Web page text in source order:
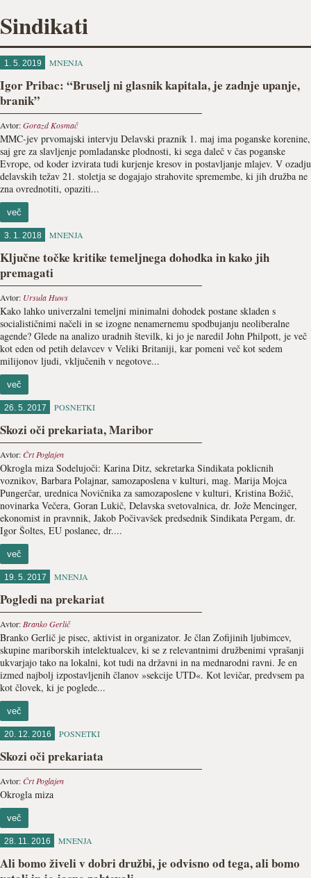
Sindikati
1. 5. 2019 MNENJA
Igor Pribac: “Bruselj ni glasnik kapitala, je zadnje upanje,
branik”
Avtor:Gorazd Kosmač
MMC-jev prvomajski intervju Delavski praznik 1. maj ima poganske korenine,
saj gre za slavljenje pomladanske plodnosti, ki sega daleč v čas poganske
Evrope, od koder izvirata tudi kurjenje kresov in postavljanje mlajev. V ozadju
delavskih težav 21. stoletja se dogajajo strahovite spremembe, ki jih družba ne
zna ovrednotiti, opaziti...
več
3. 1. 2018 MNENJA
Ključne točke kritike temeljnega dohodka in kako jih
premagati
Avtor: Ursula Huws
Kako lahko univerzalni temeljni minimalni dohodek postane skladen s
socialističnimi načeli in se izogne nenamernemu spodbujanju neoliberalne
agende? Glede na analizo uradnih številk, ki jo je naredil John Philpott, je več
kot eden od petih delavcev v Veliki Britaniji, kar pomeni več kot sedem
milijonov ljudi, vključenih v negotove...
več
26. 5. 2017 POSNETKI
Skozi oči prekariata, Maribor
Avtor:Črt Poglajen
Okrogla miza Sodelujoči: Karina Ditz, sekretarka Sindikata poklicnih
voznikov, Barbara Polajnar, samozaposlena v kulturi, mag. Marija Mojca
Pungerčar, urednica Novičnika za samozaposlene v kulturi, Kristina Božič,
novinarka Večera, Goran Lukič, Delavska svetovalnica, dr. Jože Mencinger,
ekonomist in pravnnik, Jakob Počivavšek predsednik Sindikata Pergam, dr.
Igor Šoltes, EU poslanec, dr....
več
19. 5. 2017 MNENJA
Pogledi na prekariat
Avtor: Branko Gerlič
Branko Gerlič je pisec, aktivist in organizator. Je član Zofijinih ljubimcev,
skupine mariborskih intelektualcev, ki se z relevantnimi družbenimi vprašanji
ukvarjajo tako na lokalni, kot tudi na državni in na mednarodni ravni. Je en
izmed najbolj izpostavljenih članov »sekcije UTD«. Kot levičar, predvsem pa
kot človek, ki je poglede...
več
20. 12. 2016 POSNETKI
Skozi oči prekariata
Avtor:Črt Poglajen
Okrogla miza
več
28. 11. 2016 MNENJA
Ali bomo živeli v dobri družbi, je odvisno od tega, ali bomo